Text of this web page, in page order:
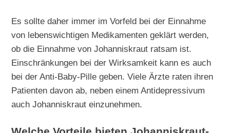
Es sollte daher immer im Vorfeld bei der Einnahme
von lebenswichtigen Medikamenten geklärt werden,
ob die Einnahme von Johanniskraut ratsam ist.
Einschränkungen bei der Wirksamkeit kann es auch
bei der Anti-Baby-Pille geben. Viele Ärzte raten ihren
Patienten davon ab, neben einem Antidepressivum
auch Johanniskraut einzunehmen.